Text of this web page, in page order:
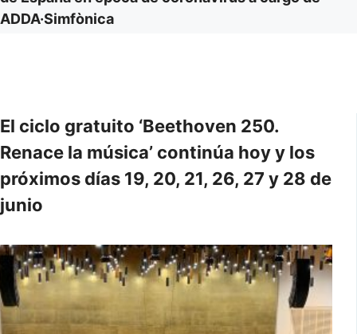
ADDA·Simfònica
El ciclo gratuito ‘Beethoven 250.
Renace la música’ continúa hoy y los
próximos días 19, 20, 21, 26, 27 y 28 de
junio